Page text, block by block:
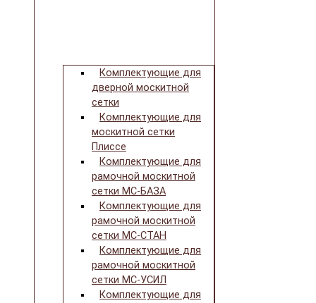
Комплектующие для
дверной москитной
сетки
Комплектующие для
москитной сетки
Плиссе
Комплектующие для
рамочной москитной
сетки МС-БАЗА
Комплектующие для
рамочной москитной
сетки МС-СТАН
Комплектующие для
рамочной москитной
сетки МС-УСИЛ
Комплектующие для